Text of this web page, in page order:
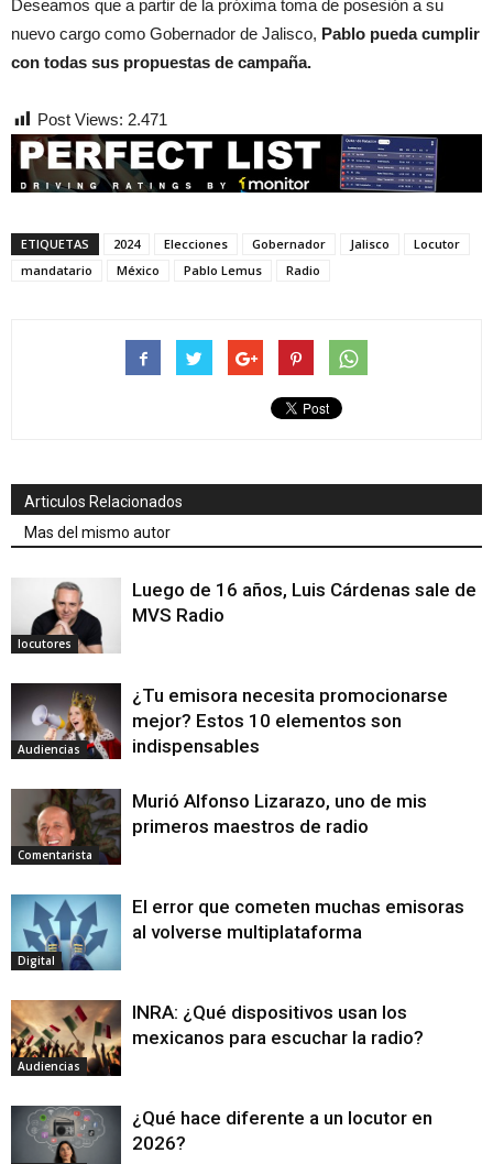
Deseamos que a partir de la próxima toma de posesión a su
nuevo cargo como Gobernador de Jalisco, Pablo pueda cumplir
con todas sus propuestas de campaña.
Post Views: 2.471
ETIQUETAS 2024 Elecciones Gobernador Jalisco
Locutor
mandatario
México Pablo Lemus Radio
Articulos Relacionados
Mas del mismo autor
locutores
Luego de 16 años, Luis Cárdenas sale de
MVS Radio
Audiencias
¿Tu emisora necesita promocionarse
mejor? Estos 10 elementos son
indispensables
Comentarista
Murió Alfonso Lizarazo, uno de mis
primeros maestros de radio
Digital
El error que cometen muchas emisoras
al volverse multiplataforma
Audiencias
INRA: ¿Qué dispositivos usan los
mexicanos para escuchar la radio?
¿Qué hace diferente a un locutor en
2026?